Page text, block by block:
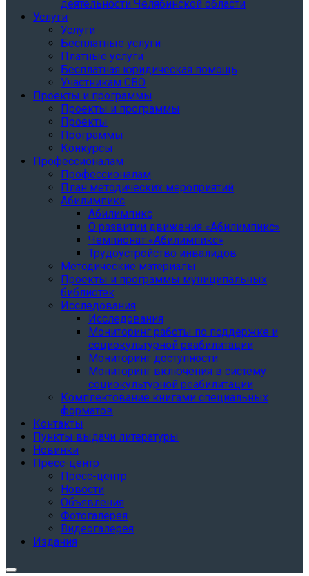
деятельности Челябинской области
Услуги
Услуги
Бесплатные услуги
Платные услуги
Бесплатная юридическая помощь
Участникам СВО
Проекты и программы
Проекты и программы
Проекты
Программы
Конкурсы
Профессионалам
Профессионалам
План методических мероприятий
Абилимпикс
Абилимпикс
О развитии движения «Абилимпикс»
Чемпионат «Абилимпикс»
Трудоустройство инвалидов
Методические материалы
Проекты и программы муниципальных
библиотек
Исследования
Исследования
Мониторинг работы по поддержке и
социокультурной реабилитации
Мониторинг доступности
Мониторинг включения в систему
социокультурной реабилитации
Комплектование книгами специальных
форматов
Контакты
Пункты выдачи литературы
Новинки
Пресс-центр
Пресс-центр
Новости
Объявления
Фотогалерея
Видеогалерея
Издания